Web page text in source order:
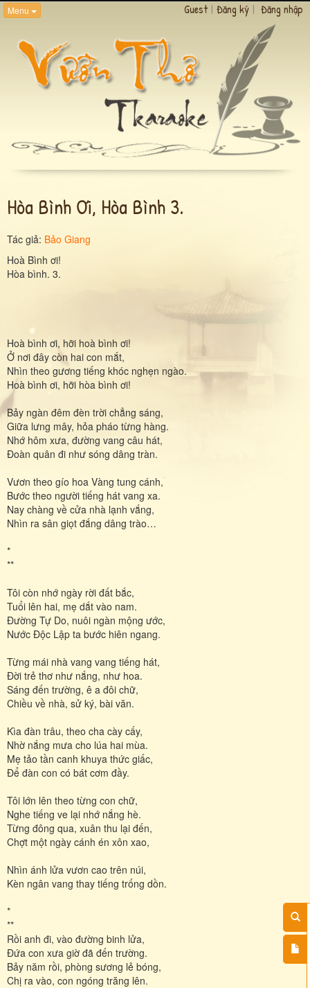
Menu Guest | Đăng ký | Đăng nhập
Hòa Bình Ơi, Hòa Bình 3.
Tác giả: Bảo Giang
Hoà Bình ơi!
Hòa bình. 3.
Hoà bình ơi, hỡi hoà bình ơi!
Ở nơi đây còn hai con mắt,
Nhìn theo gương tiếng khóc nghẹn ngào.
Hoà bình ơi, hỡi hòa bình ơi!
Bảy ngàn đêm đèn trời chẳng sáng,
Giữa lưng mây, hỏa pháo từng hàng.
Nhớ hôm xưa, đường vang câu hát,
Đoàn quân đi như sóng dâng tràn.
Vươn theo gío hoa Vàng tung cánh,
Bước theo người tiếng hát vang xa.
Nay chàng về cửa nhà lạnh vắng,
Nhìn ra sân giọt đắng dâng trào…
*
**
Tôi còn nhớ ngày rời đất bắc,
Tuổi lên hai, mẹ dắt vào nam.
Đường Tự Do, nuôi ngàn mộng ước,
Nước Độc Lập ta bước hiên ngang.
Từng mái nhà vang vang tiếng hát,
Đời trẻ thơ như nắng, như hoa.
Sáng đến trường, ê a đôi chữ,
Chiều về nhà, sử ký, bài văn.
Kìa đàn trâu, theo cha cày cấy,
Nhờ nắng mưa cho lúa hai mùa.
Mẹ tảo tần canh khuya thức giấc,
Để đàn con có bát cơm đầy.
Tôi lớn lên theo từng con chữ,
Nghe tiếng ve lại nhớ nắng hè.
Từng đông qua, xuân thu lại đến,
Chợt một ngày cánh én xôn xao,
Nhìn ánh lửa vươn cao trên núi,
Kèn ngân vang thay tiếng trống dồn.
*
**
Rồi anh đi, vào đường binh lửa,
Đứa con xưa giờ đã đến trường.
Bảy năm rồi, phòng sương lẻ bóng,
Chị ra vào, con ngóng trăng lên.